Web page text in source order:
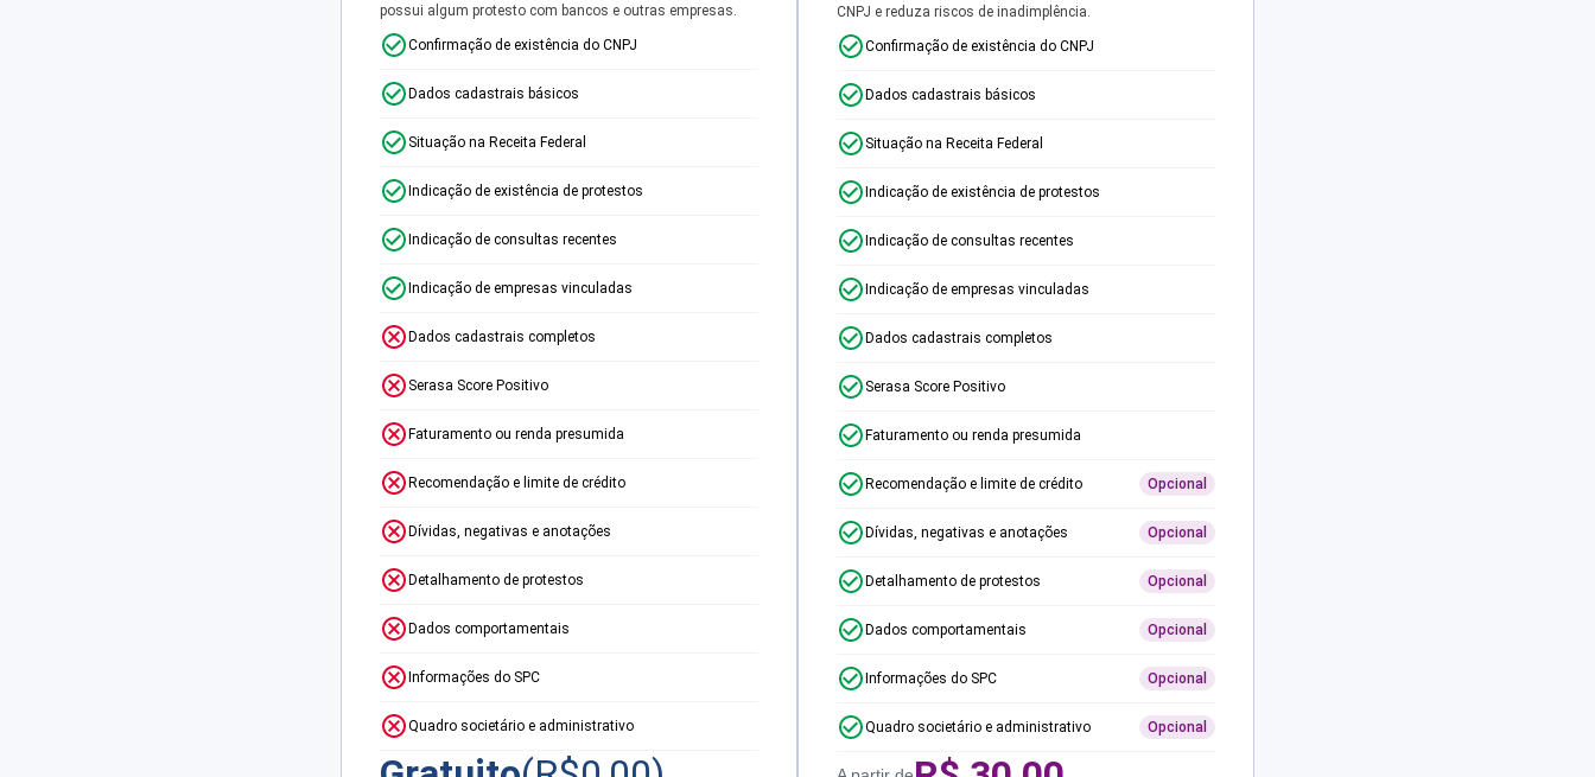
possui algum protesto com bancos e outras empresas.
Confirmação de existência do CNPJ
Dados cadastrais básicos
Situação na Receita Federal
Indicação de existência de protestos
Indicação de consultas recentes
Indicação de empresas vinculadas
Dados cadastrais completos
Serasa Score Positivo
Faturamento ou renda presumida
Recomendação e limite de crédito
Dívidas, negativas e anotações
Detalhamento de protestos
Dados comportamentais
Informações do SPC
Quadro societário e administrativo
CNPJ e reduza riscos de inadimplência.
Confirmação de existência do CNPJ
Dados cadastrais básicos
Situação na Receita Federal
Indicação de existência de protestos
Indicação de consultas recentes
Indicação de empresas vinculadas
Dados cadastrais completos
Serasa Score Positivo
Faturamento ou renda presumida
Recomendação e limite de crédito Opcional
Dívidas, negativas e anotações Opcional
Detalhamento de protestos Opcional
Dados comportamentais Opcional
Informações do SPC Opcional
Quadro societário e administrativo Opcional